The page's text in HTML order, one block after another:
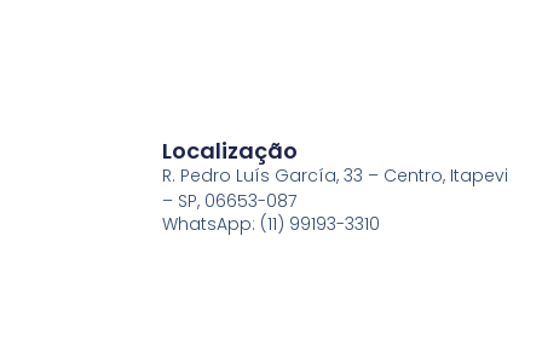
Localização
R. Pedro Luís García, 33 – Centro, Itapevi
– SP, 06653-087
WhatsApp: (11) 99193-3310